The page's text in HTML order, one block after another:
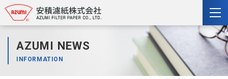
AZUMI NEWS
INFORMATION